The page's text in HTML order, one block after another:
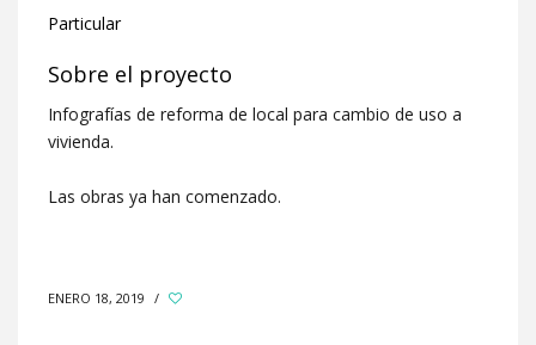
Particular
Sobre el proyecto
Infografías de reforma de local para cambio de uso a
vivienda.
Las obras ya han comenzado.
ENERO 18, 2019 /